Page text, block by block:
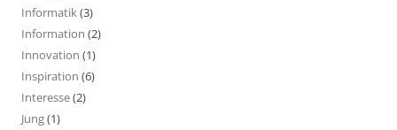
Informatik(3)
Information (2)
Innovation (1)
Inspiration (6)
Interesse(2)
Jung(1)